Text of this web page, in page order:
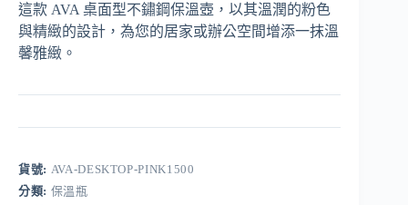
這款 AVA 桌面型不鏽鋼保溫壺，以其溫潤的粉色
與精緻的設計，為您的居家或辦公空間增添一抹溫
馨雅緻。
貨號: AVA-DESKTOP-PINK1500
分類: 保溫瓶